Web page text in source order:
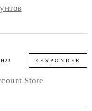
RESPONDER
Store